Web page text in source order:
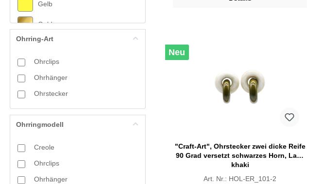
Gelb
Gold
Grau
Grün
Multicolor
Oliv
Orange
Ohrring-Art
Ohrclips
Ohrhänger
Ohrstecker
Ohrringmodell
Creole
Ohrclips
Ohrhänger
Neu
"Craft-Art", Ohrstecker zwei dicke Reife
90 Grad versetzt schwarzes Horn, Lack
khaki
Art. Nr.: HOL-ER_101-2